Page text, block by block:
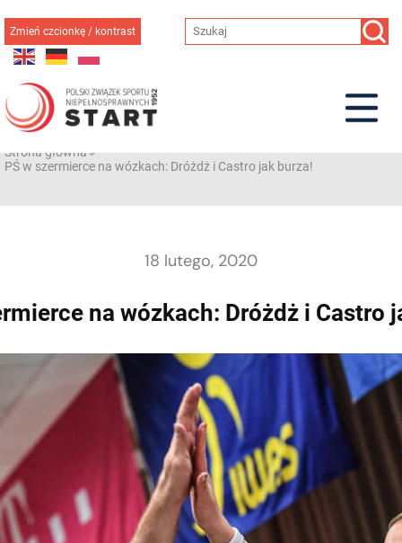
do
treści
Zmień czcionkę / kontrast
Strona główna»
PŚ w szermierce na wózkach: Dróżdż i Castro jak burza!
18 lutego, 2020
na wózkach: Dróżdż i Castro